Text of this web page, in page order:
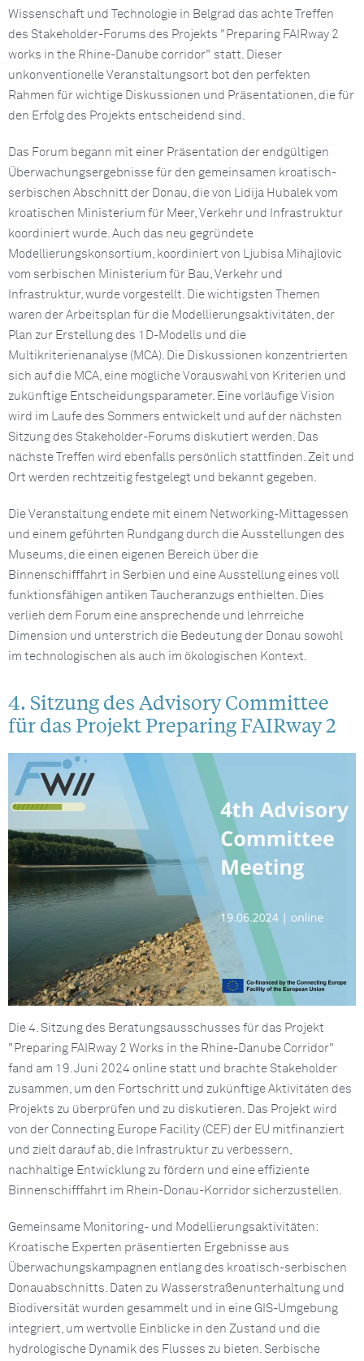
Wissenschaft und Technologie in Belgrad das achte Treffen
des Stakeholder-Forums des Projekts "Preparing FAIRway 2
works in the Rhine-Danube corridor" statt. Dieser
unkonventionelle Veranstaltungsort bot den perfekten
Rahmen für wichtige Diskussionen und Präsentationen, die für
den Erfolg des Projekts entscheidend sind.
Das Forum begann mit einer Präsentation der endgültigen
Überwachungsergebnisse für den gemeinsamen kroatisch-
serbischen Abschnitt der Donau, die von Lidija Hubalek vom
kroatischen Ministerium für Meer, Verkehr und Infrastruktur
koordiniert wurde. Auch das neu gegründete
Modellierungskonsortium, koordiniert von Ljubisa Mihajlovic
vom serbischen Ministerium für Bau, Verkehr und
Infrastruktur, wurde vorgestellt. Die wichtigsten Themen
waren der Arbeitsplan für die Modellierungsaktivitäten, der
Plan zur Erstellung des 1D-Modells und die
Multikriterienanalyse (MCA). Die Diskussionen konzentrierten
sich auf die MCA, eine mögliche Vorauswahl von Kriterien und
zukünftige Entscheidungsparameter. Eine vorläufige Vision
wird im Laufe des Sommers entwickelt und auf der nächsten
Sitzung des Stakeholder-Forums diskutiert werden. Das
nächste Treffen wird ebenfalls persönlich stattfinden. Zeit und
Ort werden rechtzeitig festgelegt und bekannt gegeben.
Die Veranstaltung endete mit einem Networking-Mittagessen
und einem geführten Rundgang durch die Ausstellungen des
Museums, die einen eigenen Bereich über die
Binnenschifffahrt in Serbien und eine Ausstellung eines voll
funktionsfähigen antiken Taucheranzugs enthielten. Dies
verlieh dem Forum eine ansprechende und lehrreiche
Dimension und unterstrich die Bedeutung der Donau sowohl
im technologischen als auch im ökologischen Kontext.
4. Sitzung des Advisory Committee
für das Projekt Preparing FAIRway 2
Die 4. Sitzung des Beratungsausschusses für das Projekt
"Preparing FAIRway 2 Works in the Rhine-Danube Corridor"
fand am 19. Juni 2024 online statt und brachte Stakeholder
zusammen, um den Fortschritt und zukünftige Aktivitäten des
Projekts zu überprüfen und zu diskutieren. Das Projekt wird
von der Connecting Europe Facility (CEF) der EU mitfinanziert
und zielt darauf ab, die Infrastruktur zu verbessern,
nachhaltige Entwicklung zu fördern und eine effiziente
Binnenschifffahrt im Rhein-Donau-Korridor sicherzustellen.
Gemeinsame Monitoring- und Modellierungsaktivitäten:
Kroatische Experten präsentierten Ergebnisse aus
Überwachungskampagnen entlang des kroatisch-serbischen
Donauabschnitts. Daten zu Wasserstraßenunterhaltung und
Biodiversität wurden gesammelt und in eine GIS-Umgebung
integriert, um wertvolle Einblicke in den Zustand und die
hydrologische Dynamik des Flusses zu bieten. Serbische